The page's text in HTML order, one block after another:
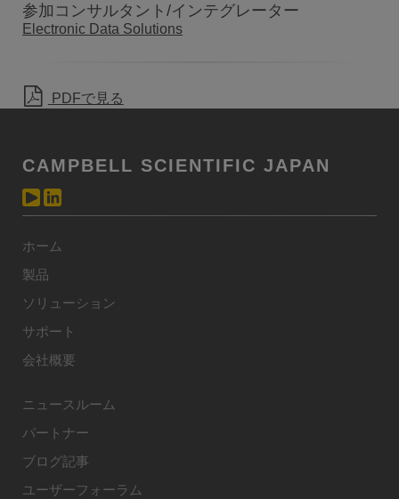
参加コンサルタント/インテグレーター
Electronic Data Solutions
PDFで見る
CAMPBELL SCIENTIFIC JAPAN
ホーム
製品
ソリューション
サポート
会社概要
ニュースルーム
パートナー
ブログ記事
ユーザーフォーラム